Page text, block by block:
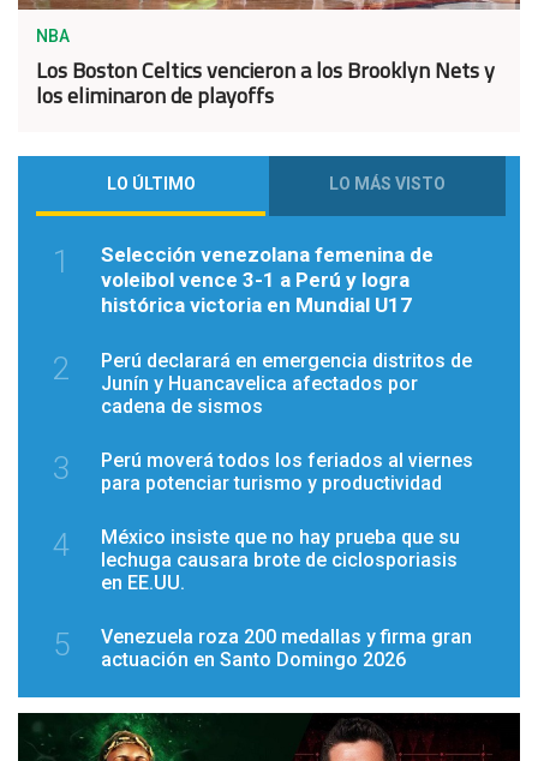
NBA
Los Boston Celtics vencieron a los Brooklyn Nets y
los eliminaron de playoffs
LO ÚLTIMO LO MÁS VISTO
1
Selección venezolana femenina de
voleibol vence 3-1 a Perú y logra
histórica victoria en Mundial U17
2
Perú declarará en emergencia distritos de
Junín y Huancavelica afectados por
cadena de sismos
3
Perú moverá todos los feriados al viernes
para potenciar turismo y productividad
4
México insiste que no hay prueba que su
lechuga causara brote de ciclosporiasis
en EE.UU.
5
Venezuela roza 200 medallas y firma gran
actuación en Santo Domingo 2026